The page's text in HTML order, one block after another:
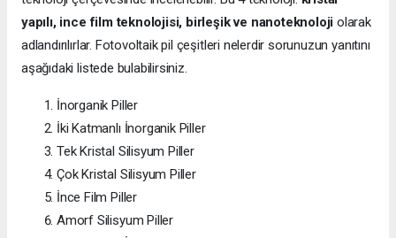
yapılı, ince film teknolojisi, birleşik ve nanoteknoloji olarak
adlandırılırlar. Fotovoltaik pil çeşitleri nelerdir sorunuzun yanıtını
aşağıdaki listede bulabilirsiniz.
İnorganik Piller
İki Katmanlı İnorganik Piller
Tek Kristal Silisyum Piller
Çok Kristal Silisyum Piller
İnce Film Piller
Amorf Silisyum Piller